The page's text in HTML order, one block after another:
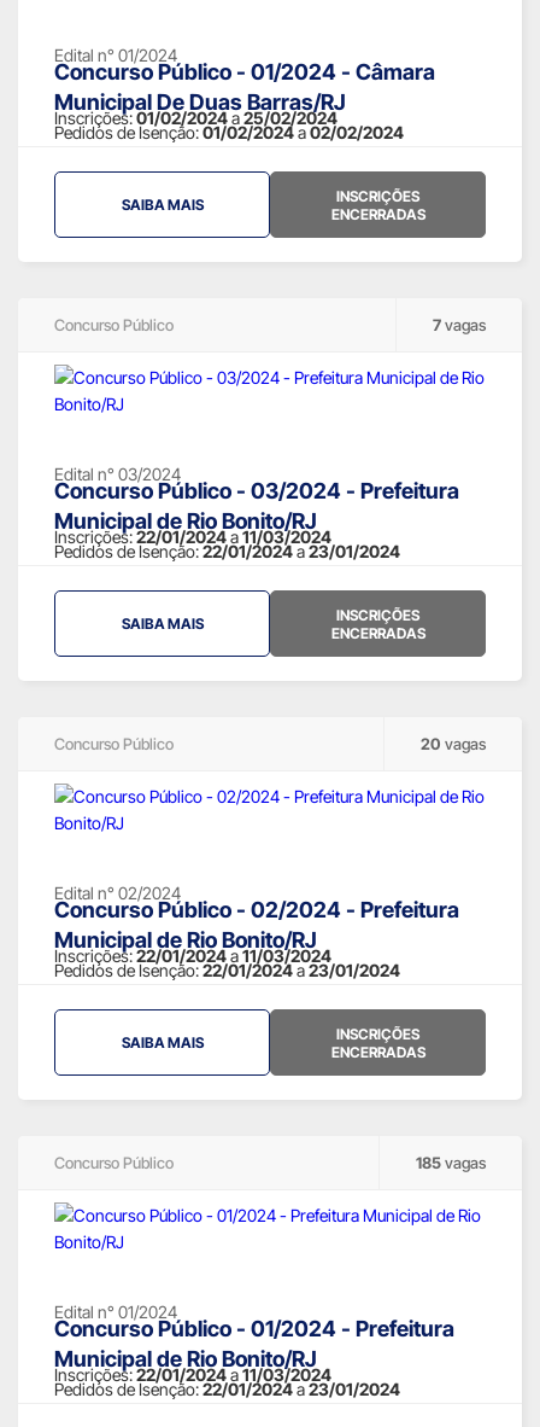
Edital n° 01/2024
Concurso Público - 01/2024 - Câmara
Municipal De Duas Barras/RJ
Inscrições:01/02/2024a25/02/2024
Pedidos de Isenção:01/02/2024a02/02/2024
SAIBA MAIS
INSCRIÇÕES
ENCERRADAS
Concurso Público 7vagas
Edital n° 03/2024
Concurso Público - 03/2024 - Prefeitura
Municipal de Rio Bonito/RJ
Inscrições:22/01/2024a11/03/2024
Pedidos de Isenção:22/01/2024a23/01/2024
SAIBA MAIS
INSCRIÇÕES
ENCERRADAS
Concurso Público 20 vagas
Edital n° 02/2024
Concurso Público - 02/2024 - Prefeitura
Municipal de Rio Bonito/RJ
Inscrições:22/01/2024a11/03/2024
Pedidos de Isenção:22/01/2024a23/01/2024
SAIBA MAIS
INSCRIÇÕES
ENCERRADAS
Concurso Público 185vagas
Edital n° 01/2024
Concurso Público - 01/2024 - Prefeitura
Municipal de Rio Bonito/RJ
Inscrições:22/01/2024a11/03/2024
Pedidos de Isenção:22/01/2024a23/01/2024